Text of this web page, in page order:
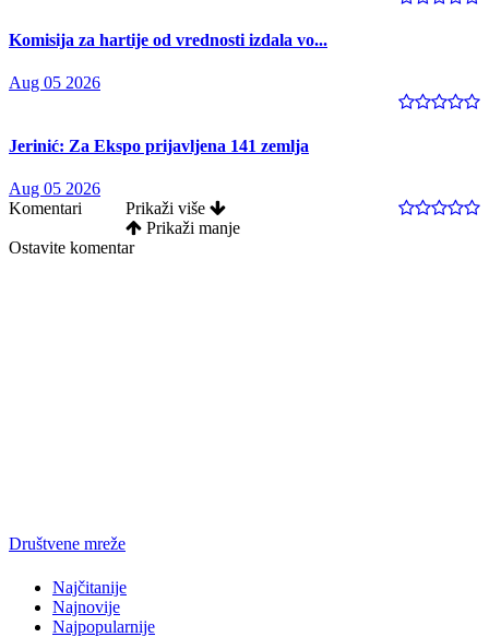
Komisija za hartije od vrednosti izdala vo...
Aug 05 2026
Jerinić: Za Ekspo prijavljena 141 zemlja
Aug 05 2026
Komentari
Prikaži više
Prikaži manje
Ostavite komentar
Društvene mreže
Najčitanije
Najnovije
Najpopularnije